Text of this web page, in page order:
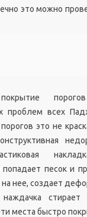
это можно
покрытие
проблем всех
это не
попадает песок и
на нее, создает
наждачка
места быстро